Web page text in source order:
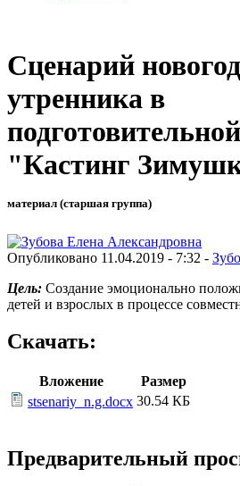
Сценарий
утренника в
"Кастинг
материал (старшая группа)
Опубликовано 11.04.2019 - 7:32 -
Цель: Создание эмоционально
детей и взрослых в процессе
Скачать:
Вложение
Размер
stsenariy_n.g.docx 30.54 КБ
Предварительный